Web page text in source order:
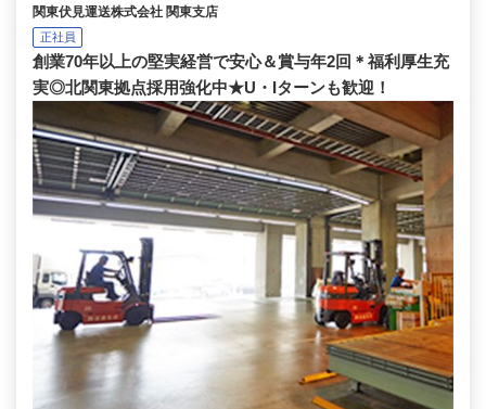
関東伏見運送株式会社 関東支店
正社員
創業70年以上の堅実経営で安心＆賞与年2回＊福利厚生充
実◎北関東拠点採用強化中★U・Iターンも歓迎！